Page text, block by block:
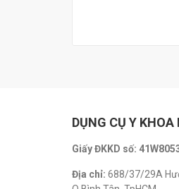
DỤNG CỤ Y KHOA
Giấy ĐKKD số:
Địa chỉ: 688/37/29A